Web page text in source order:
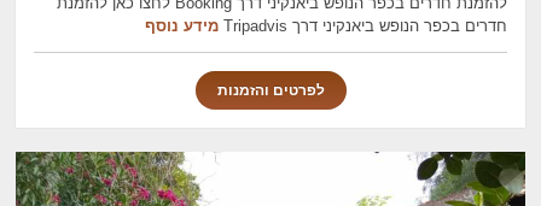
חדרים בכפר הנופש ביאנקיני דרך Tripadvis
מידע נוסף
לפרטים והזמנות